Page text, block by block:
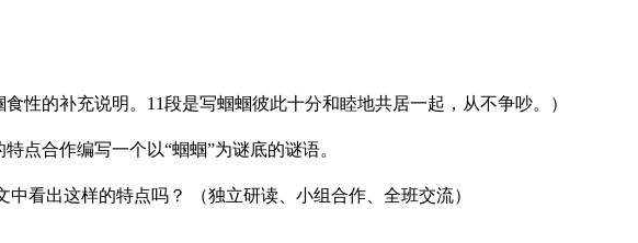
性的补充说明。11段是写蝈蝈彼此十分和睦地共居一起，从不争吵。）
点合作编写一个以“蝈蝈”为谜底的谜语。
中看出这样的特点吗？ （独立研读、小组合作、全班交流）